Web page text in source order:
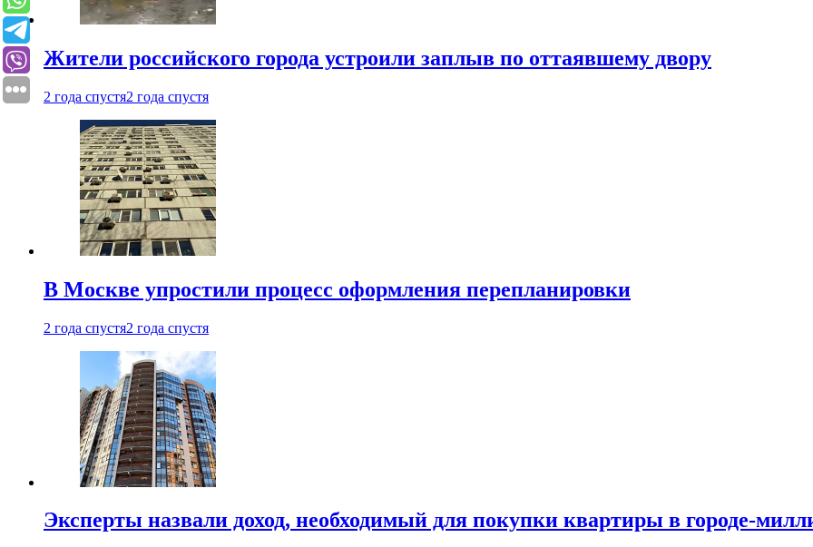
Жители российского города устроили заплыв по оттаявшему двору
2 года спустя2 года спустя
В Москве упростили процесс оформления перепланировки
2 года спустя2 года спустя
Эксперты назвали доход, необходимый для покупки квартиры в городе-